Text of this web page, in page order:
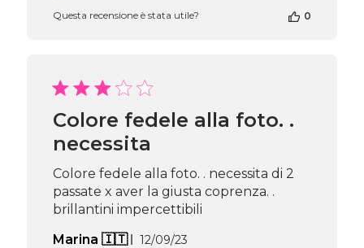
del
Beauty
Team
Apr
16
2026
Questa recensione è stata utile? 0
Colore fedele alla foto. .
necessita
Colore fedele alla foto. . necessita di 2
passate x aver la giusta coprenza. .
brillantini impercettibili
Marina 🇮🇹
Data
12/09/23